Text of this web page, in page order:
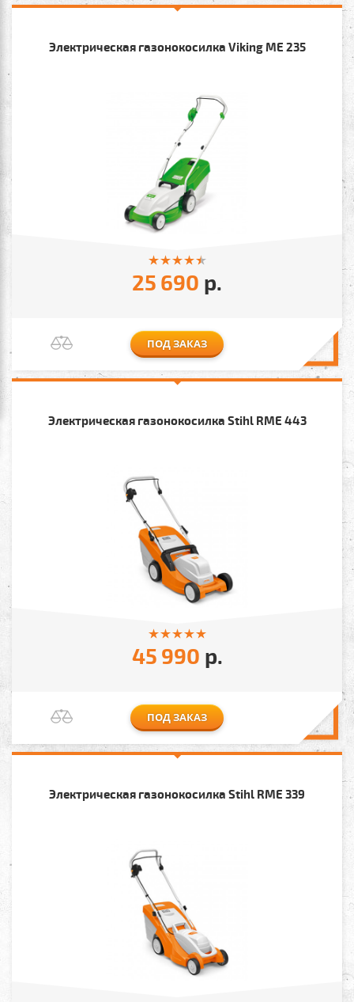
Электрическая газонокосилка Viking МЕ 235
25 690 р.
ПОД ЗАКАЗ
Электрическая газонокосилка Stihl RME 443
45 990 р.
ПОД ЗАКАЗ
Электрическая газонокосилка Stihl RME 339